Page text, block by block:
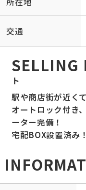
交通
SELLING
ト
駅や商店街が近く
オートロック付き
ーター完備！
宅配BOX設置済み！